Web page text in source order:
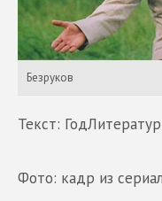
Безруков
Текст:
Фото: кадр из